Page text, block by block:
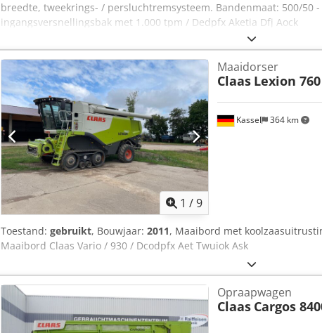
breedte, tweekrings- / persluchtremsysteem. Bandenmaat: 500/50
ingangsversnellingsbak met 1.000 tpm / Dedpfx Aketia Dfj Aock
1 /9
Kassel 364 km
Maaidorser
Claas Lexion 760
Toestand: gebruikt, Bouwjaar: 2011, Maaibord met
Maaibord Claas Vario / 930 / Dcodpfx Aet Twuiok Ask
Opraapwagen
Claas Cargos